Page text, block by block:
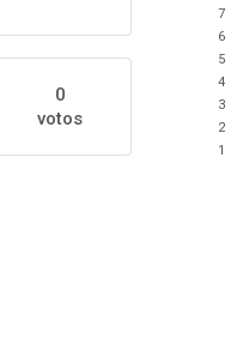
0
votos
7
6
5
4
3
2
1